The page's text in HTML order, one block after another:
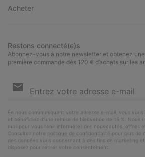
Acheter
Restons connecté(e)s
Abonnez-vous à notre newsletter et obtenez une
première commande dès 120 € d’achats sur les
par
En nous communiquant votre adresse e-mail, vous
et bénéficiez d’une remise de bienvenue de 15 %. Nous
mail pour vous tenir informé(e) des nouveautés, offres
Consultez notre politique de confidentialité pour plus de
des données vous concernant à des fins de marketing
disposez pour retirer votre consentement.